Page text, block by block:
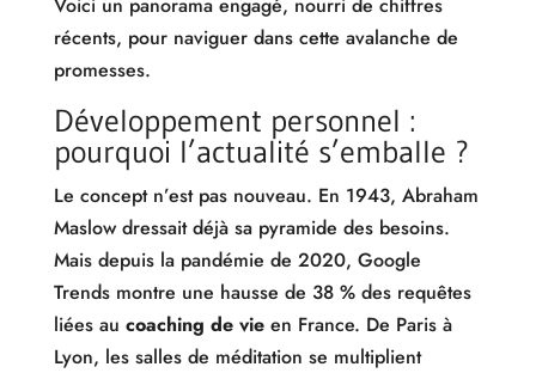
Voici un panorama engagé, nourri de chiffres
récents, pour naviguer dans cette avalanche de
promesses.
Développement personnel :
pourquoi l’actualité s’emballe ?
Le concept n’est pas nouveau. En 1943, Abraham
Maslow dressait déjà sa pyramide des besoins.
Mais depuis la pandémie de 2020, Google
Trends montre une hausse de 38 % des requêtes
liées au coaching de vieen France. De Paris à
Lyon, les salles de méditation se multiplient